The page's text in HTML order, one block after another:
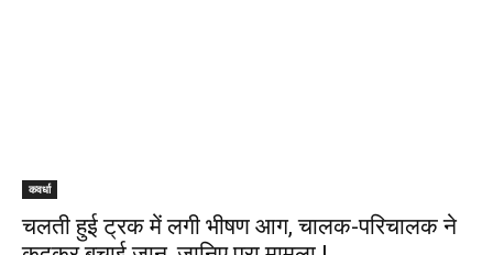
कवर्धा
चलती हुई ट्रक में लगी भीषण आग, चालक-परिचालक ने